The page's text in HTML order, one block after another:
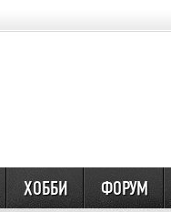
ХОББИ ФОРУМ